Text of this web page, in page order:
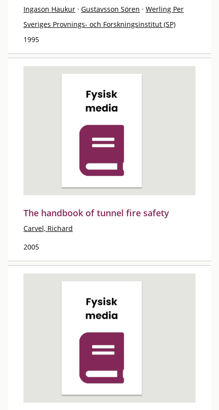
Ingason Haukur · Gustavsson Sören · Werling Per
Sveriges Provnings- och Forskningsinstitut (SP)
1995
The handbook of tunnel fire safety
Carvel, Richard
2005